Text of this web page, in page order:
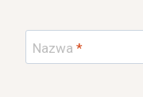
Nazwa *